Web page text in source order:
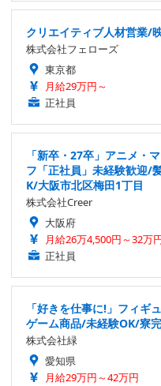
クリエイティブ人材営業/
株式会社フェローズ
東京都
月給29万円～
正社員
「新卒・27卒」アニメ・
フ「正社員」未経験歓迎/
K/大阪市北区梅田1丁目
株式会社Creer
大阪府
月給26万4,500円～32万
正社員
「好きを仕事に!」フィギ
ゲーム商品/未経験OK/寮
株式会社緑
愛知県
月給29万円～42万円